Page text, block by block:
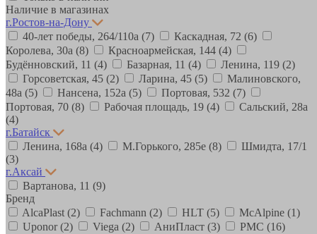
Наличие в магазинах
г.Ростов-на-Дону
40-лет победы, 264/110а (7) Каскадная, 72 (6)
Королева, 30а (8) Красноармейская, 144 (4)
Будённовский, 11 (4) Базарная, 11 (4) Ленина, 119 (2)
Горсоветская, 45 (2) Ларина, 45 (5)
Малиновского,
48а (5) Нансена, 152а (5) Портовая, 532 (7)
Портовая, 70 (8) Рабочая площадь, 19 (4)
Сальский, 28a
(4)
г.Батайск
Ленина, 168а (4) М.Горького, 285е (8)
Шмидта, 17/1
(3)
г.Аксай
Вартанова, 11 (9)
Бренд
AlcaPlast (2) Fachmann (2) HLT (5) McAlpine (1)
Uponor(2) Viega (2) АниПласт (3) РМС (16)